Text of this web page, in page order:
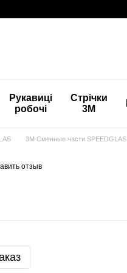
Рукавиці
робочі
Стрічки
3М
3М Сменные части SPEEDGLAS
отзыв